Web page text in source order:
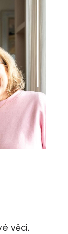
věci.
času a priorit
+
PŘIDAT
PŘIDAT